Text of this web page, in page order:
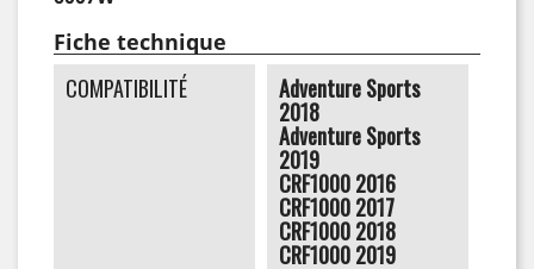
Fiche technique
COMPATIBILITÉ Adventure Sports
2018
Adventure Sports
2019
CRF1000 2016
CRF1000 2017
CRF1000 2018
CRF1000 2019